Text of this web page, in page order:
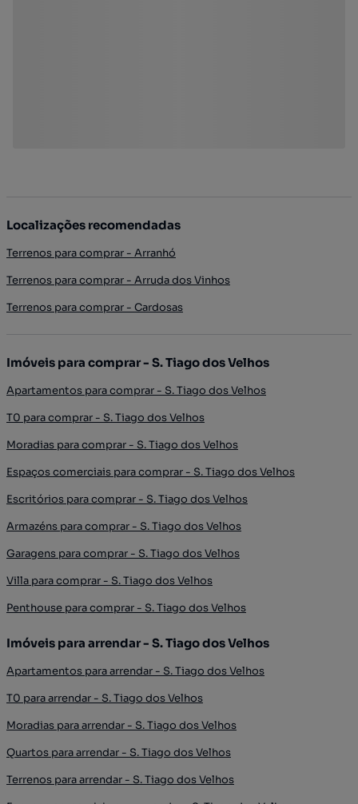
Localizações recomendadas
Terrenos para comprar - Arranhó
Terrenos para comprar - Arruda dos Vinhos
Terrenos para comprar - Cardosas
Imóveis para comprar - S. Tiago dos Velhos
Apartamentos para comprar - S. Tiago dos Velhos
T0 para comprar - S. Tiago dos Velhos
Moradias para comprar - S. Tiago dos Velhos
Espaços comerciais para comprar - S. Tiago dos Velhos
Escritórios para comprar - S. Tiago dos Velhos
Armazéns para comprar - S. Tiago dos Velhos
Garagens para comprar - S. Tiago dos Velhos
Villa para comprar - S. Tiago dos Velhos
Penthouse para comprar - S. Tiago dos Velhos
Imóveis para arrendar - S. Tiago dos Velhos
Apartamentos para arrendar - S. Tiago dos Velhos
T0 para arrendar - S. Tiago dos Velhos
Moradias para arrendar - S. Tiago dos Velhos
Quartos para arrendar - S. Tiago dos Velhos
Terrenos para arrendar - S. Tiago dos Velhos